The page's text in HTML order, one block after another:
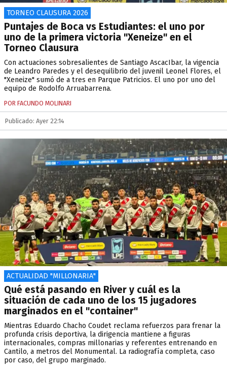
TORNEO CLAUSURA 2026
Puntajes de Boca vs Estudiantes: el uno por
uno de la primera victoria "Xeneize" en el
Torneo Clausura
Con actuaciones sobresalientes de Santiago AscacIbar, la vigencia
de Leandro Paredes y el desequilibrio del juvenil Leonel Flores, el
"Xeneize" sumó de a tres en Parque Patricios. El uno por uno del
equipo de Rodolfo Arruabarrena.
POR FACUNDO MOLINARI
Publicado: Ayer 22:14
ACTUALIDAD "MILLONARIA"
Qué está pasando en River y cuál es la
situación de cada uno de los 15 jugadores
marginados en el "container"
Mientras Eduardo Chacho Coudet reclama refuerzos para frenar la
profunda crisis deportiva, la dirigencia mantiene a figuras
internacionales, compras millonarias y referentes entrenando en
Cantilo, a metros del Monumental. La radiografía completa, caso
por caso, del grupo marginado.